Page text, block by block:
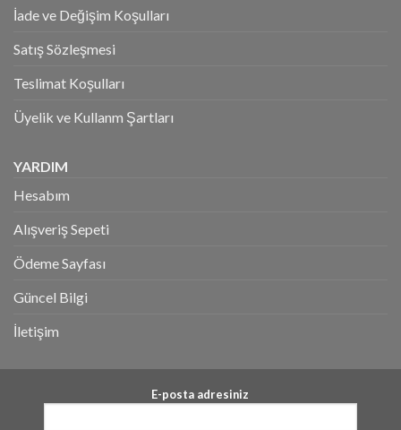
İade ve Değişim Koşulları
Satış Sözleşmesi
Teslimat Koşulları
Üyelik ve Kullanm Şartları
YARDIM
Hesabım
Alışveriş Sepeti
Ödeme Sayfası
Güncel Bilgi
İletişim
E-posta adresiniz